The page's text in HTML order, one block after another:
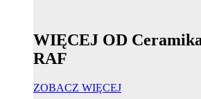
WIĘCEJ OD
RAF
ZOBACZ WIĘCEJ